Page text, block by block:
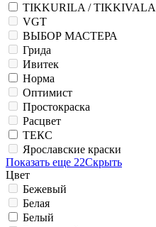
TIKKURILA / TIKKIVALA
VGT
ВЫБОР МАСТЕРА
Грида
Ивитек
Норма
Оптимист
Простокраска
Расцвет
ТЕКС
Ярославские краски
Показать еще 22Скрыть
Цвет
Бежевый
Белая
Белый